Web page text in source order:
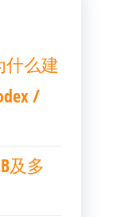
什么建
/
及多